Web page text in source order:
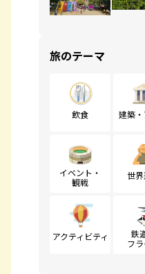
旅のテーマ
飲食 建築・
イベント・
観戦
世
アクティビティ
鉄
フ